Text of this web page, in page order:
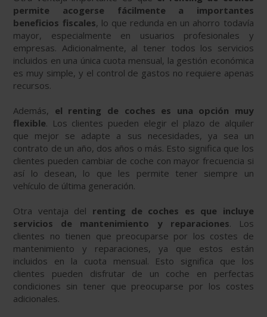
permite acogerse fácilmente a importantes
beneficios fiscales, lo que redunda en un ahorro todavía
mayor, especialmente en usuarios profesionales y
empresas. Adicionalmente, al tener todos los servicios
incluidos en una única cuota mensual, la gestión económica
es muy simple, y el control de gastos no requiere apenas
recursos.
Además, el renting de coches es una opción muy
flexible. Los clientes pueden elegir el plazo de alquiler
que mejor se adapte a sus necesidades, ya sea un
contrato de un año, dos años o más. Esto significa que los
clientes pueden cambiar de coche con mayor frecuencia si
así lo desean, lo que les permite tener siempre un
vehículo de última generación.
Otra ventaja del renting de coches es que incluye
servicios de mantenimiento y reparaciones. Los
clientes no tienen que preocuparse por los costes de
mantenimiento y reparaciones, ya que estos están
incluidos en la cuota mensual. Esto significa que los
clientes pueden disfrutar de un coche en perfectas
condiciones sin tener que preocuparse por los costes
adicionales.